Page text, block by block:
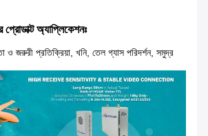
অ্যাপ্লিকেশনঃ
ও জরুরী প্রতিক্রিয়া, খনি, তেল গ্যাস পরিদর্শন, সমুদ্র